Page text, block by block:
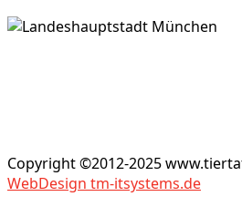
Copyright ©2012-2025
WebDesign tm-itsystems.de